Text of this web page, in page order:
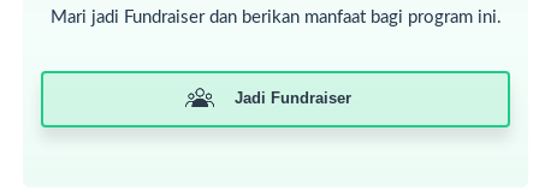
berdampak pada terhambatnya proses
Mereka menjadi sulit berkonsentrasi, rendah diri dan ujung-
ujungnya prestasi belajar pun menjadi rendah.
Mari jadi Fundraiser dan berikan manfaat bagi program ini.
Jadi Fundraiser